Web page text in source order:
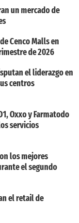
un mercado de
Cenco Malls en
de 2026
el liderazgo en
centros
Oxxo y Farmatodo
servicios
los mejores
el segundo
el retail de